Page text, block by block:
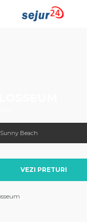
Sunny Beach
VEZI PRETURI